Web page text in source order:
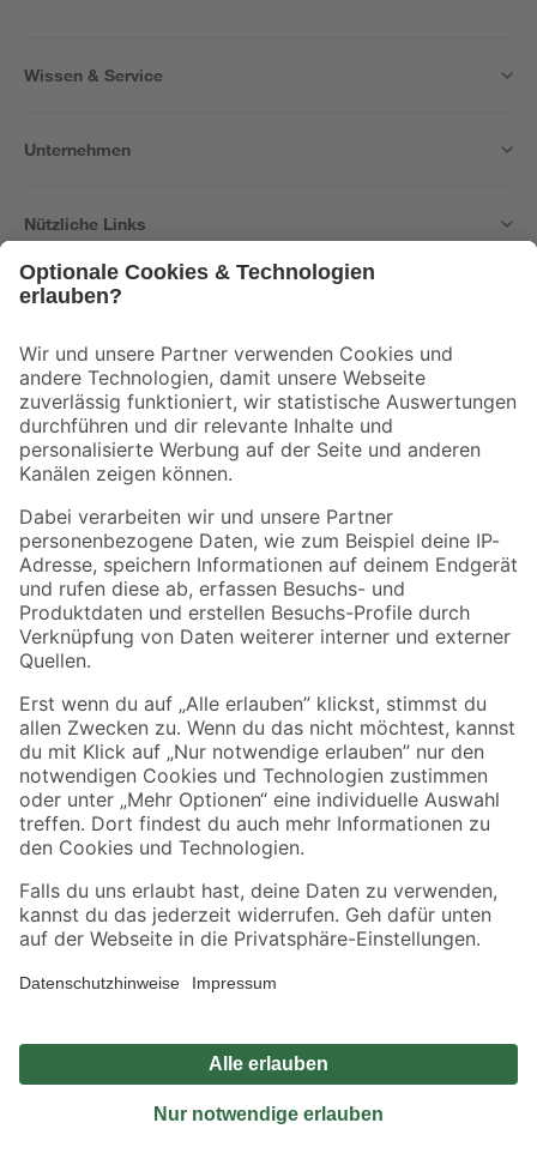
Wissen & Service
Unternehmen
Nützliche Links
Der toom Newsletter: Keine Angebote und Aktionen mehr verpassen!
Zur Newsletter Anmeldung
Folge uns
Zahlungsarten Versandarten
Sicher einkaufen
Jetzt die toom-App herunterladen
Alle Preisangaben in EUR inkl. gesetzl. MwSt.. Die dargestellten Angebote sind unter
Umständen nicht in allen Märkten verfügbar. Die angegebenen Verfügbarkeiten beziehen
Produkte nur solange der Vorrat reicht.
*Paketversand ab 59 € versandkostenfrei, gilt nicht für Artikel mit Speditionsversand, hier
Privatsphäre Impressum
Nutzungsbedingungen
Widerrufsrecht
Vertrag widerrufen